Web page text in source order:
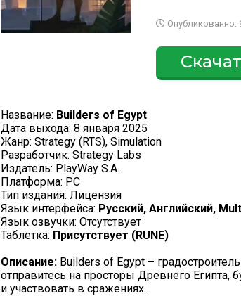
Опубликованно:
Название: Builders of Egypt
Дата выхода: 8 января 2025
Жанр: Strategy (RTS), Simulation
Разработчик: Strategy Labs
Издатель: PlayWay S.A.
Платформа: PC
Тип издания: Лицензия
Язык интерфейса: Русский, Английский,
Язык озвучки: Отсутствует
Таблетка: Присутствует (RUNE)
Описание: Builders of Egypt –
отправитесь на просторы Древнего Египта,
и участвовать в сражениях…